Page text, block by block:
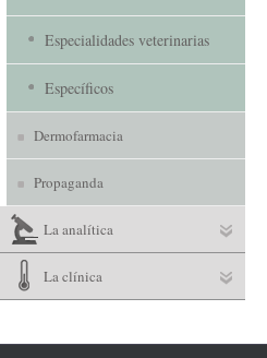
Especialidades veterinarias
Específicos
Dermofarmacia
Propaganda
La analítica
La clínica